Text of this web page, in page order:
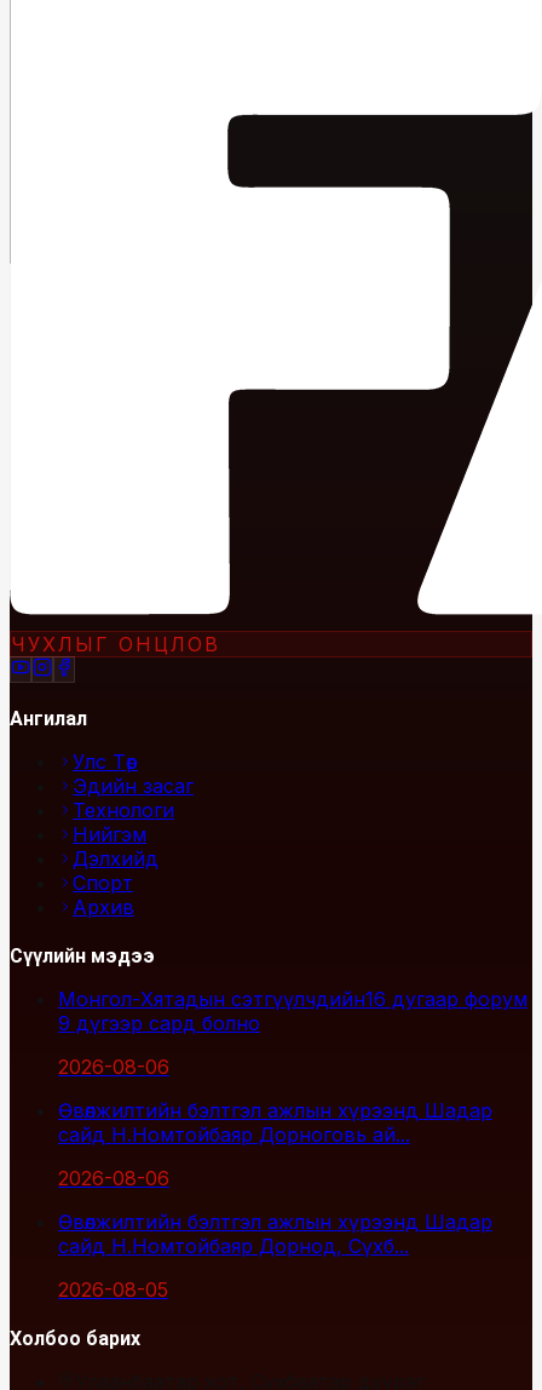
ЧУХЛЫГ ОНЦЛОВ
Ангилал
Улс Төр
Эдийн засаг
Технологи
Нийгэм
Дэлхийд
Спорт
Архив
Сүүлийн мэдээ
Монгол-Хятадын сэтгүүлчдийн16 дугаар форум
9 дүгээр сард болно
2026-08-06
Өвөлжилтийн бэлтгэл ажлын хүрээнд Шадар
сайд Н.Номтойбаяр Дорноговь ай...
2026-08-06
Өвөлжилтийн бэлтгэл ажлын хүрээнд Шадар
сайд Н.Номтойбаяр Дорнод, Сүхб...
2026-08-05
Холбоо барих